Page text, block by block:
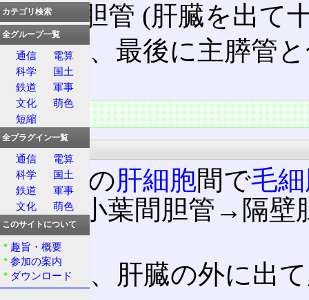
肝外胆管 (肝臓を出て
胆管は、最後に主膵管
る。
特徴
肝内胆管
肝臓内の肝細胞間で毛
胆管→小葉間胆管→隔壁
する。
その後、肝臓の外に出
カテゴリ検索
全グループ一覧
通信
電算
科学
国土
鉄道
軍事
文化
萌色
短縮
全プラグイン一覧
通信
電算
科学
国土
鉄道
軍事
文化
萌色
このサイトについて
趣旨・概要
参加の案内
ダウンロード